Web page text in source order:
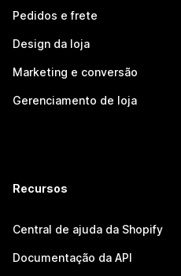
Pedidos e frete
Design da loja
Marketing e conversão
Gerenciamento de loja
Recursos
Central de ajuda da Shopify
Documentação da API